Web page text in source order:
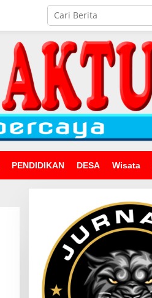
PENDIDIKAN DESA Wisata